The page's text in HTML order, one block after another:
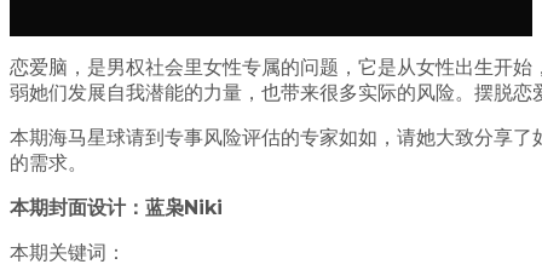
恋爱脑，是男权社会里女性专属的问题，它是从女性出生开
弱她们发展自我潜能的力量，也带来很多实际的风险。摆脱
本期海马星球请到专事风险评估的专家如如，请她大致分享
的需求。
本期封面设计：蓝枭Niki
本期关键词：